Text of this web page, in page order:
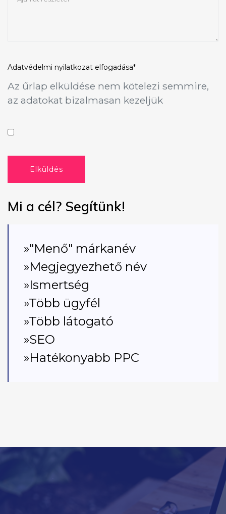
Adatvédelmi nyilatkozat elfogadása*
Az űrlap elküldése nem kötelezi semmire,
az adatokat bizalmasan kezeljük
Elküldés
Mi a cél? Segítünk!
»"Menő" márkanév
»Megjegyezhető név
»Ismertség
»Több ügyfél
»Több látogató
»SEO
»Hatékonyabb PPC